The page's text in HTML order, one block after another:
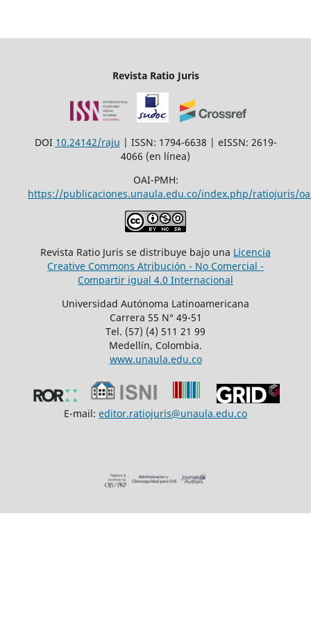
Revista Ratio Juris
DOI 10.24142/raju | ISSN: 1794-6638 | eISSN: 2619-
4066 (en línea)
OAI-PMH:
https://publicaciones.unaula.edu.co/index.php/ratiojuris/
Revista Ratio Juris se distribuye bajo una Licencia
Creative Commons Atribución - No Comercial -
Compartir igual 4.0 Internacional
Universidad Autónoma Latinoamericana
Carrera 55 N° 49-51
Tel. (57) (4) 511 21 99
Medellín, Colombia.
www.unaula.edu.co
E-mail: editor.ratiojuris@unaula.edu.co